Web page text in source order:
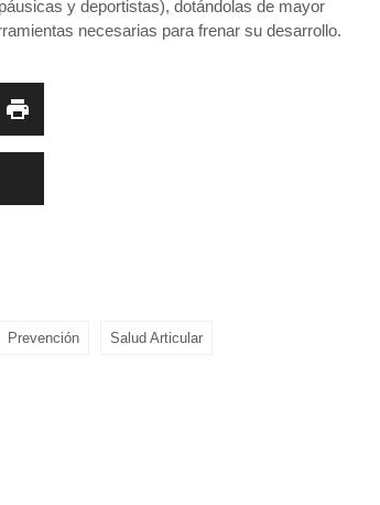
y deportistas), dotándolas de mayor
necesarias para frenar su desarrollo.
Prevención Salud Articular